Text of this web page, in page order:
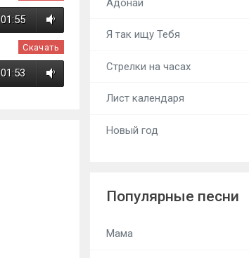
01:55
Скачать
01:53
Адонай
Я так ищу Тебя
Стрелки на часах
Лист календаря
Новый год
Популярные песни
Мама